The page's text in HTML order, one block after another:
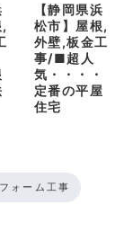
【静岡県浜
松市】屋根,
外壁,板金工
事/■超人
気・・・・
定番の平屋
住宅
ォーム工事